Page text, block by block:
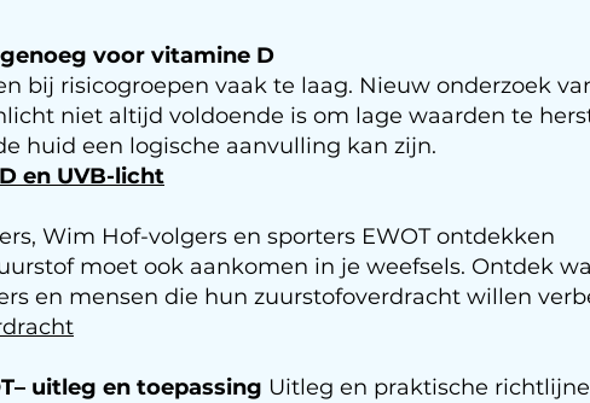
voor vitamine D
bij risicogroepen vaak te laag. Nieuw onderzoek
niet altijd voldoende is om lage waarden te
huid een logische aanvulling kan zijn.
en UVB-licht
Wim Hof-volgers en sporters EWOT ontdekken
moet ook aankomen in je weefsels. Ontdek
en mensen die hun zuurstofoverdracht willen
uitleg en toepassing Uitleg en praktische